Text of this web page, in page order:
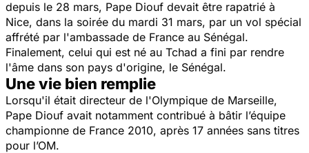
depuis le 28 mars, Pape Diouf devait être rapatrié à
Nice, dans la soirée du mardi 31 mars, par un vol spécial
affrété par l'ambassade de France au Sénégal.
Finalement, celui qui est né au Tchad a fini par rendre
l'âme dans son pays d'origine, le Sénégal.
Une vie bien remplie
Lorsqu'il était directeur de l'Olympique de Marseille,
Pape Diouf avait notamment contribué à bâtir l’équipe
championne de France 2010, après 17 années sans titres
pour l’OM.